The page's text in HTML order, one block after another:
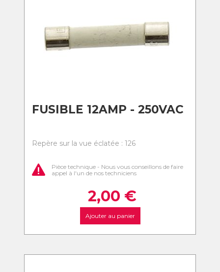
FUSIBLE 12AMP - 250VAC
Repère sur la vue éclatée : 126
Pièce technique - Nous vous conseillons de faire
appel à l'un de nos techniciens
2,00 €
Ajouter au panier